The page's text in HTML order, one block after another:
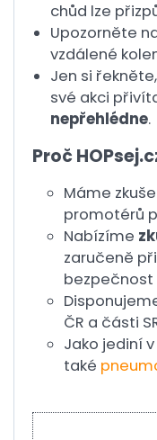
chůd lze
Upozorněte
vzdálené
Jen si
své akci
nepřehlédne.
Proč
Máme
promotérů
Nabízíme
zaručeně
ČR a části
Jako jediní
také